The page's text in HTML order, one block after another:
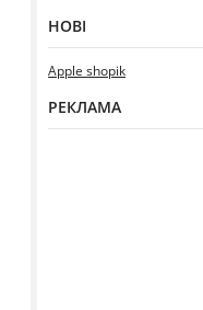
НОВІ
Apple shopik
РЕКЛАМА